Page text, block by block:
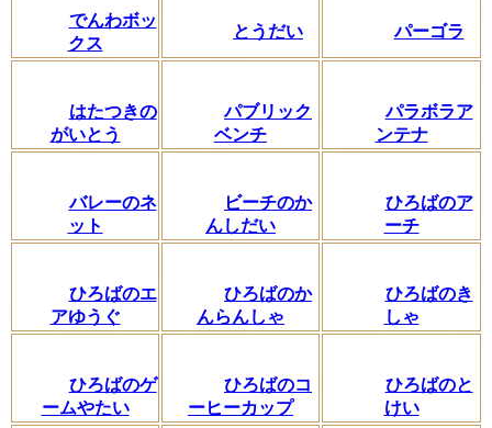
でんわボッ
クス
とうだい パーゴラ
はたつきの
がいとう
パブリック
ベンチ
パラボラア
ンテナ
バレーのネ
ット
ビーチのか
んしだい
ひろばのア
ーチ
ひろばのエ
アゆうぐ
ひろばのか
んらんしゃ
ひろばのき
しゃ
ひろばのゲ
ームやたい
ひろばのコ
ーヒーカップ
ひろばのと
けい